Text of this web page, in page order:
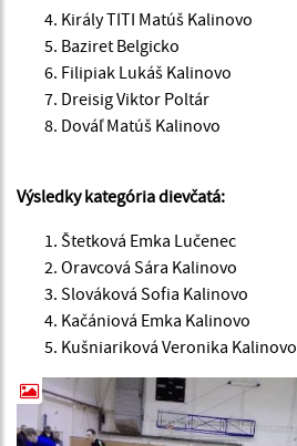
Király TITI Matúš Kalinovo
Baziret Belgicko
Filipiak Lukáš Kalinovo
Dreisig Viktor Poltár
Dováľ Matúš Kalinovo
Výsledky kategória dievčatá:
Štetková Emka Lučenec
Oravcová Sára Kalinovo
Slováková Sofia Kalinovo
Kačániová Emka Kalinovo
Kušniariková Veronika Kalinovo